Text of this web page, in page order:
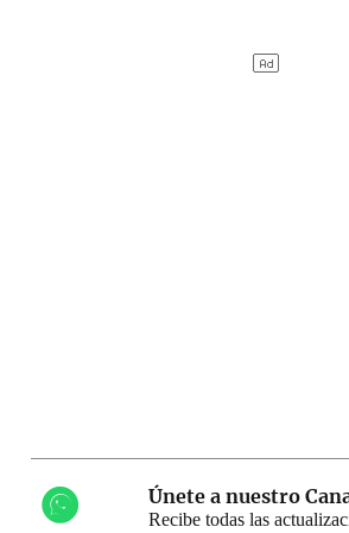
Únete a nuestro
Recibe todas las